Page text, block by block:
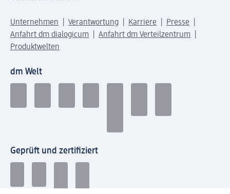
Unternehmen Verantwortung Karriere
Presse
Anfahrt dm dialogicum
Anfahrt dm Verteilzentrum
Produktwelten
dm Welt
Geprüft und zertifiziert